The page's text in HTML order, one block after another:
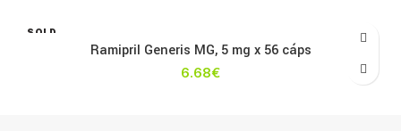
SOLD
Ramipril Generis MG, 5 mg x 56 cáps
6.68€